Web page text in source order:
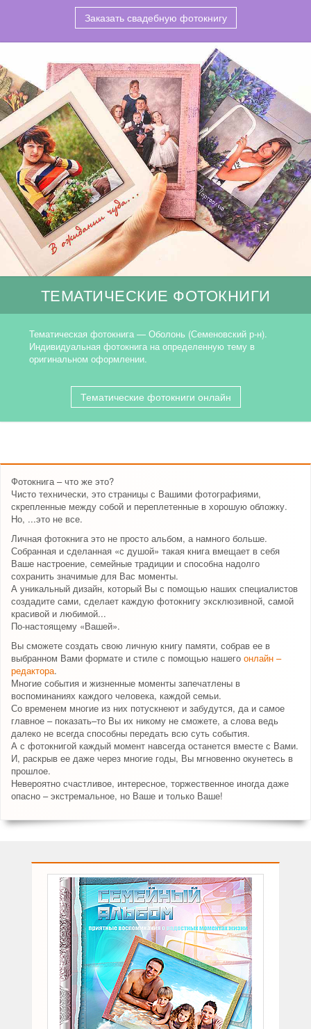
Заказать свадебную фотокнигу
ТЕМАТИЧЕСКИЕ ФОТОКНИГИ
Тематическая фотокнига — Оболонь (Семеновский р-н).
Индивидуальная фотокнига на определенную тему в
оригинальном оформлении.
Тематические фотокниги онлайн
Фотокнига – что же это?
Чисто технически, это страницы с Вашими фотографиями,
скрепленные между собой и переплетенные в хорошую обложку.
Но, ...это не все.
Личная фотокнига это не просто альбом, а намного больше.
Собранная и сделанная «с душой» такая книга вмещает в себя
Ваше настроение, семейные традиции и способна надолго
сохранить значимые для Вас моменты.
А уникальный дизайн, который Вы с помощью наших специалистов
создадите сами, сделает каждую фотокнигу эксклюзивной, самой
красивой и любимой...
По-настоящему «Вашей».
Вы сможете создать свою личную книгу памяти, собрав ее в
выбранном Вами формате и стиле с помощью нашего онлайн –
редактора.
Многие события и жизненные моменты запечатлены в
воспоминаниях каждого человека, каждой семьи.
Со временем многие из них потускнеют и забудутся, да и самое
главное – показать–то Вы их никому не сможете, а слова ведь
далеко не всегда способны передать всю суть события.
А с фотокнигой каждый момент навсегда останется вместе с Вами.
И, раскрыв ее даже через многие годы, Вы мгновенно окунетесь в
прошлое.
Невероятно счастливое, интересное, торжественное иногда даже
опасно – экстремальное, но Ваше и только Ваше!